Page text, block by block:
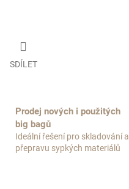
SDÍLET
Prodej nových i použitých
big bagů
Ideální řešení pro skladování a
přepravu sypkých materiálů